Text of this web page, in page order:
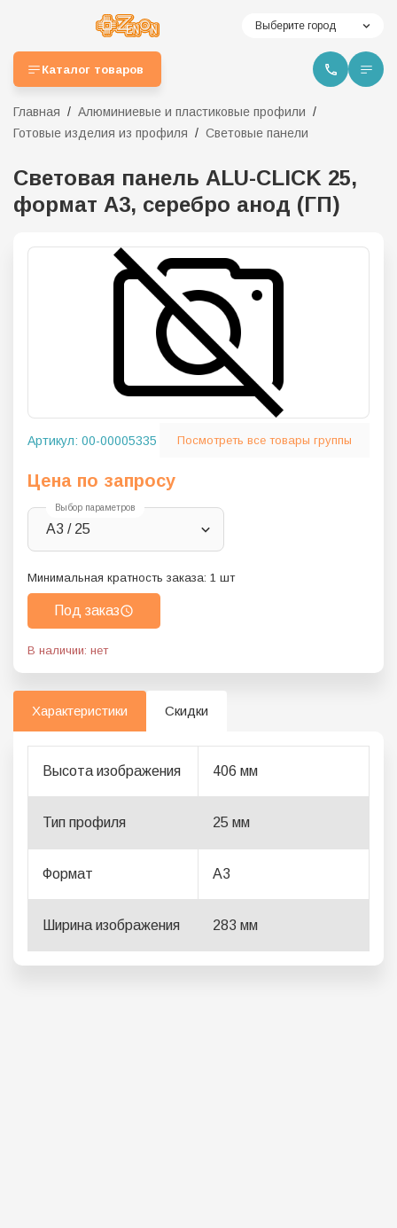
Выберите город
Каталог товаров
Главная
Алюминиевые и пластиковые профили
Готовые изделия из профиля
Световые панели
Световая панель ALU-CLICK 25,
формат А3, серебро анод (ГП)
Артикул: 00-00005335 Посмотреть все товары группы
Цена по запросу
Выбор параметров
A3 / 25
Минимальная кратность заказа: 1 шт
Под заказ
В наличии: нет
Характеристики Скидки
Высота изображения 406 мм
Тип профиля 25 мм
Формат A3
Ширина изображения 283 мм